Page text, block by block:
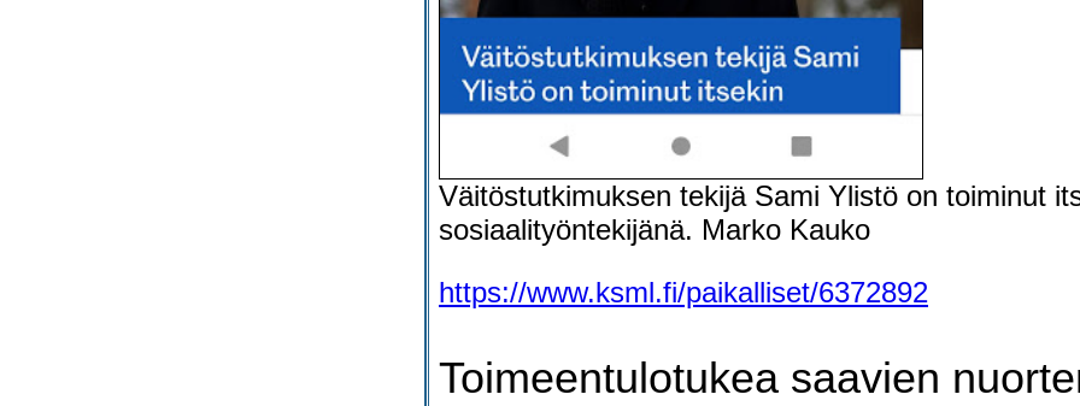
Väitöstutkimuksen tekijä Sami Ylistö on toiminut
sosiaalityöntekijänä. Marko Kauko
https://www.ksml.fi/paikalliset/6372892
Toimeentulotukea saavien